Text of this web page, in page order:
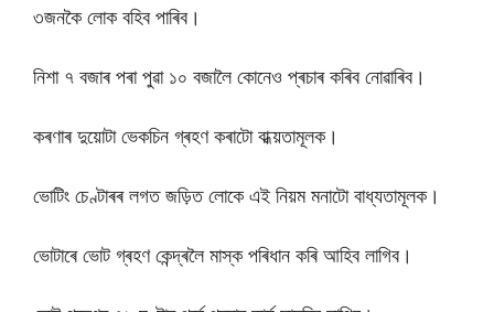
৩জনকৈ লোক বহিব পাৰিব।
নিশা ৭ বজাৰ পৰা পুৱা ১০ বজালৈ কোনেও প্ৰচাৰ কৰিব নোৱাৰিব।
কৰণাৰ দুয়োটা ভেকচিন গ্ৰহণ কৰাটো বাধ্য়তামূলক।
ভোটিং চেণ্টাৰৰ লগত জড়িত লোকে এই নিয়ম মনাটো বাধ্যতামূলক।
ভোটাৰে ভোট গ্ৰহণ কেন্দ্ৰলৈ মাস্ক পৰিধান কৰি আহিব লাগিব।